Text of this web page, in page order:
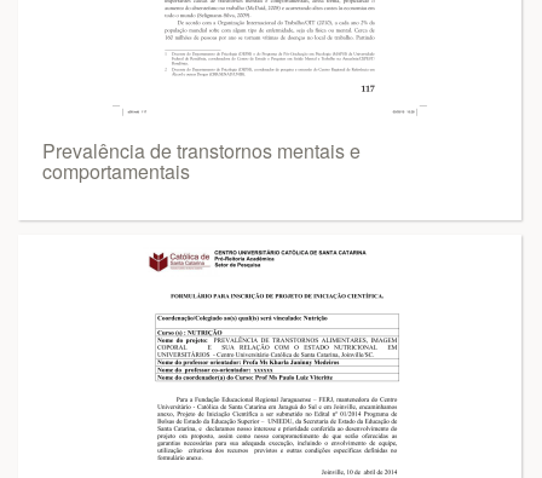
Prevalência de transtornos mentais e
comportamentais